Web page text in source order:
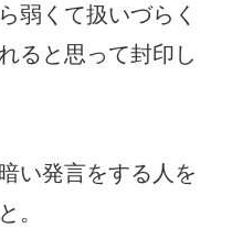
弱くて扱いづらく
ると思って封印し
い発言をする人を
。